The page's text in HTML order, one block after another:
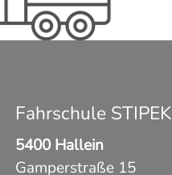
Fahrschule STIPEK
5400 Hallein
Gamperstraße 15